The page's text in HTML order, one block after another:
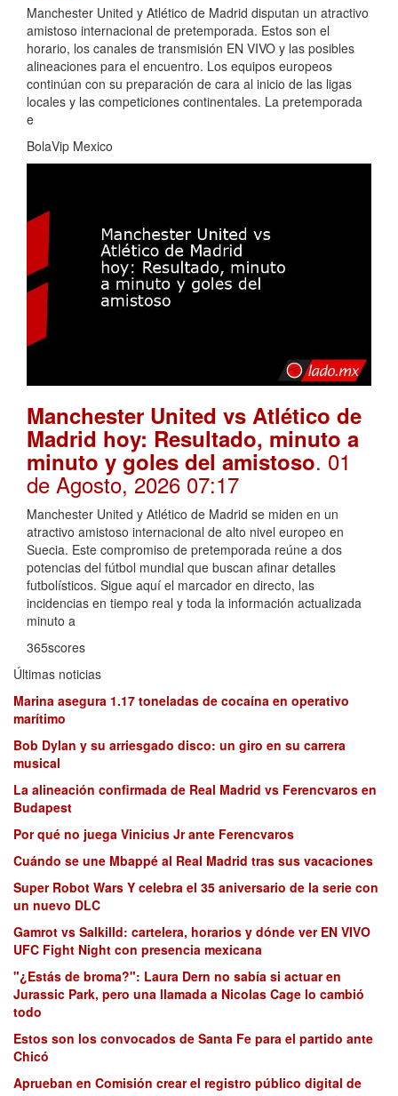
Manchester United y Atlético de Madrid disputan un atractivo
amistoso internacional de pretemporada. Estos son el
horario, los canales de transmisión EN VIVO y las posibles
alineaciones para el encuentro. Los equipos europeos
continúan con su preparación de cara al inicio de las ligas
locales y las competiciones continentales. La pretemporada
e
BolaVip Mexico
Manchester United vs Atlético de
Madrid hoy: Resultado, minuto a
minuto y goles del amistoso. 01
de Agosto, 2026 07:17
Manchester United y Atlético de Madrid se miden en un
atractivo amistoso internacional de alto nivel europeo en
Suecia. Este compromiso de pretemporada reúne a dos
potencias del fútbol mundial que buscan afinar detalles
futbolísticos. Sigue aquí el marcador en directo, las
incidencias en tiempo real y toda la información actualizada
minuto a
365scores
Últimas noticias
Marina asegura 1.17 toneladas de cocaína en operativo
marítimo
Bob Dylan y su arriesgado disco: un giro en su carrera
musical
La alineación confirmada de Real Madrid vs Ferencvaros en
Budapest
Por qué no juega Vinicius Jr ante Ferencvaros
Cuándo se une Mbappé al Real Madrid tras sus vacaciones
Super Robot Wars Y celebra el 35 aniversario de la serie con
un nuevo DLC
Gamrot vs Salkilld: cartelera, horarios y dónde ver EN VIVO
UFC Fight Night con presencia mexicana
"¿Estás de broma?": Laura Dern no sabía si actuar en
Jurassic Park, pero una llamada a Nicolas Cage lo cambió
todo
Estos son los convocados de Santa Fe para el partido ante
Chicó
Aprueban en Comisión crear el registro público digital de